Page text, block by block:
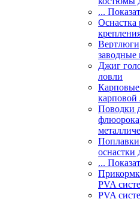
...
Оснастка
заводные
Джиг
ловли
Карповые
карповой
Поводки
оснастки
...
PVA
PVA